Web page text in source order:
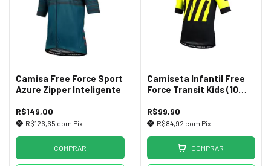
Camisa Free Force Sport
Azure Zipper Inteligente
R$149,00
R$126,65 com Pix
COMPRAR
Camiseta Infantil Free
Force Transit Kids (10
R$99,90
R$84,92 com Pix
COMPRAR